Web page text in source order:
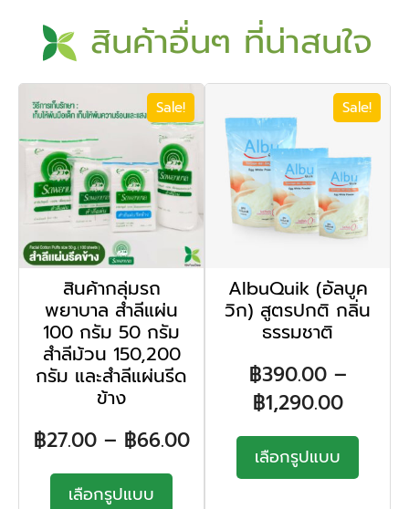
สินค้าอื่นๆ ที่น่าสนใจ
Sale!
สินค้ากลุ่มรถ
พยาบาล สำลีแผ่น
100 กรัม 50 กรัม
สำลีม้วน 150,200
กรัม และสำลีแผ่นรีด
ข้าง
฿27.00 – ฿66.00
เลือกรูปแบบ
Sale!
AlbuQuik (อัลบูค
วิก) สูตรปกติ กลิ่น
ธรรมชาติ
฿390.00 –
฿1,290.00
เลือกรูปแบบ